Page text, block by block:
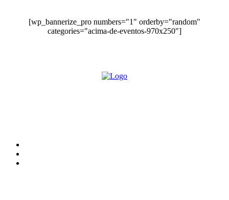
[wp_bannerize_pro numbers="1" orderby="random"
categories="acima-de-eventos-970x250"]